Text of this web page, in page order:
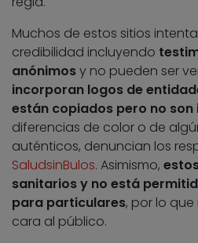
Muchos de estos sitios
credibilidad incluyendo
anónimosy no pueden ser
incorporan logos de
están copiados pero no
diferencias de color o de
auténticos, denuncian los
SaludsinBulos. Asimismo,
sanitarios y no está
para particulares, por lo
cara al público.